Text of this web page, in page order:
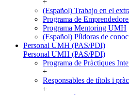
+
(Español) Trabajo en el
Programa de
Programa Mentoring UMH
(Español) Píldoras de
Personal UMH (PAS/PDI)
Personal UMH (PAS/PDI)
Programa de Pràctiques
+
Responsables de títols i
+